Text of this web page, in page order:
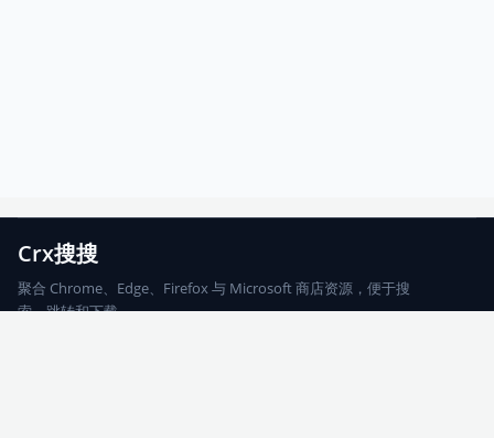
Crx搜搜
聚合 Chrome、Edge、Firefox 与 Microsoft 商店资源，便于搜
索、跳转和下载。